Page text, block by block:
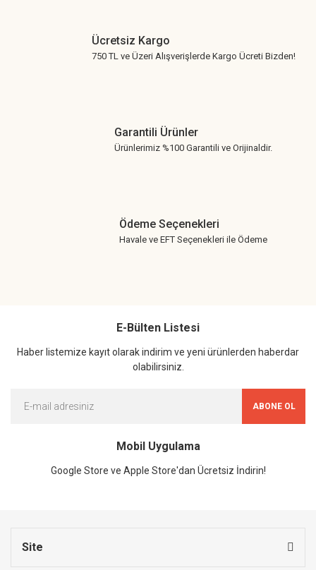
Ücretsiz Kargo
750 TL ve Üzeri Alışverişlerde Kargo Ücreti Bizden!
Garantili Ürünler
Ürünlerimiz %100 Garantili ve Orijinaldir.
Ödeme Seçenekleri
Havale ve EFT Seçenekleri ile Ödeme
E-Bülten Listesi
Haber listemize kayıt olarak indirim ve yeni ürünlerden haberdar
olabilirsiniz.
ABONE OL
Mobil Uygulama
Google Store ve Apple Store'dan Ücretsiz İndirin!
Site